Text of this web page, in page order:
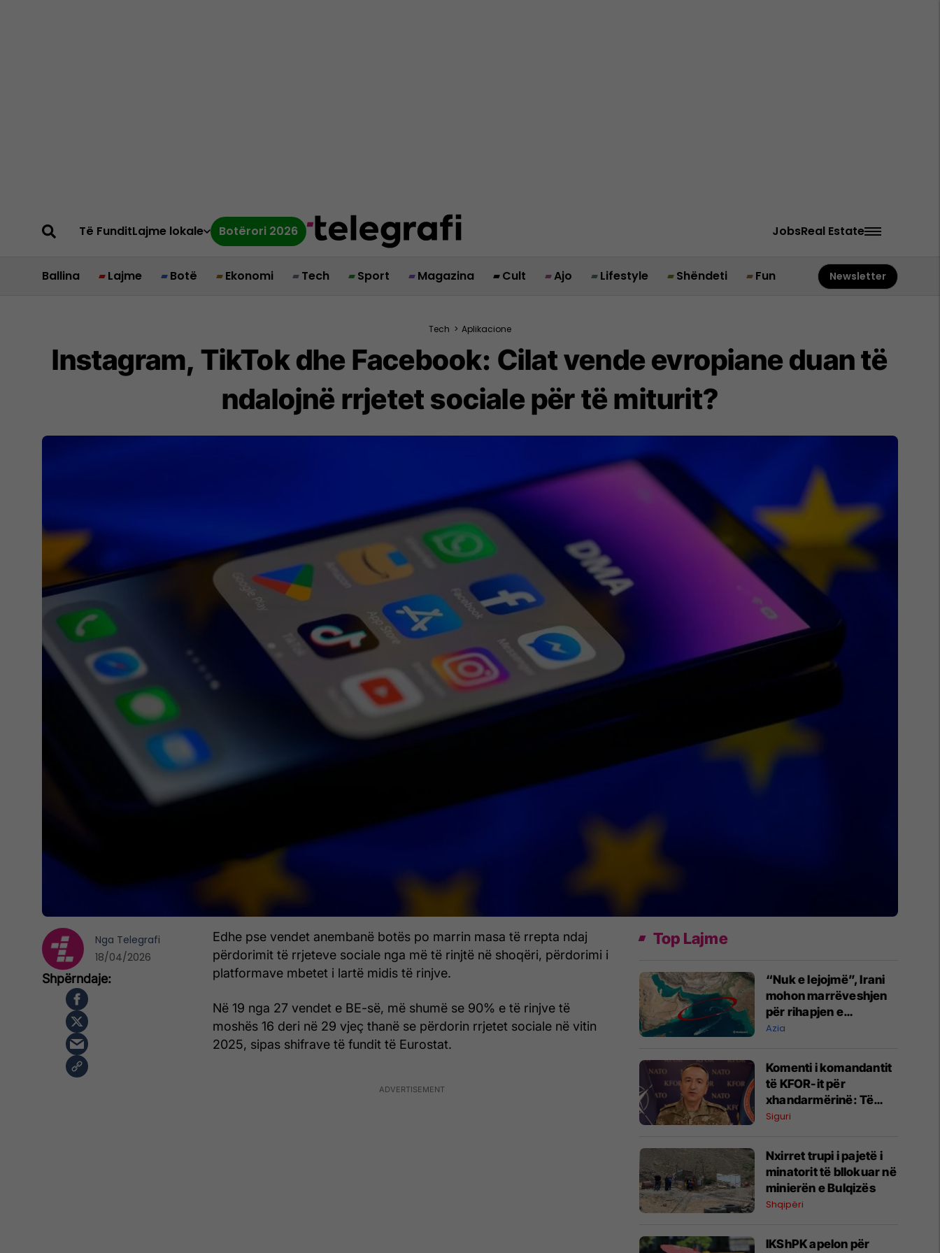
Të FunditLajme lokale Botërori 2026 JobsReal Estate
Ballina Lajme Botë Ekonomi Tech Sport Magazina Cult Ajo Lifestyle Shëndeti Fun Newsletter
Tech > Aplikacione
Instagram, TikTok dhe Facebook: Cilat vende evropiane duan të
ndalojnë rrjetet sociale për të miturit?
Edhe pse vendet anembanë botës po marrin masa të rrepta ndaj
përdorimit të rrjeteve sociale nga më të rinjtë në shoqëri, përdorimi i
platformave mbetet i lartë midis të rinjve.
Në 19 nga 27 vendet e BE-së, më shumë se 90% e të rinjve të
moshës 16 deri në 29 vjeç thanë se përdorin rrjetet sociale në vitin
2025, sipas shifrave të fundit të Eurostat.
Nga Telegrafi
18/04/2026
Top Lajme
“Nuk e lejojmë”, Irani
mohon marrëveshjen
për rihapjen e
Ngushticës së
Azia
Komenti i komandantit
të KFOR-it për
xhandarmërinë: Të
shmanget dyfishimi i
Siguri
Nxirret trupi i pajetë i
minatorit të bllokuar në
minierën e Bulqizës
Shqipëri
IKShPK apelon për